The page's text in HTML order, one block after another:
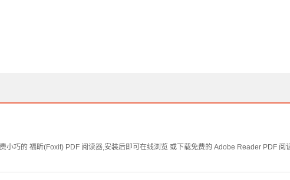
小巧的 福昕(Foxit) PDF 阅读器,安装后即可在线浏览 或下载免费的 Adobe Reader PDF 阅